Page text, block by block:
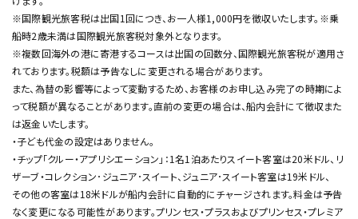
※国際観光旅客税は出国1回につき、お一人様1,000円を徴収いたします。※乗
船時2歳未満は国際観光旅客税対象外となります。
※複数回海外の港に寄港するコースは出国の回数分、国際観光旅客税が適用さ
れております。税額は予告なしに変更される場合があります。
また、為替の影響等によって変動するため、お客様のお申し込み完了の時期によ
って税額が異なることがあります。直前の変更の場合は、船内会計にて徴収また
は返金いたします。
・子ども代金の設定はありません。
・チップ「クルー・アプリシエーション」：1名1泊あたりスイート客室は20米ドル、リ
ザーブ・コレクション･ジュニア･スイート、ジュニア･スイート客室は19米ドル、
その他の客室は18米ドルが船内会計に自動的にチャージされます。料金は予告
なく変更になる可能性があります。プリンセス・プラスおよびプリンセス・プレミア